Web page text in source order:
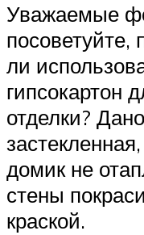
Уважаемые
ли
гипсокартон
отделки?
домик не
стены
краской.